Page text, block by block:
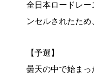
全日本ロードレ
ンセルされたため
【予選】
曇天の中で始ま